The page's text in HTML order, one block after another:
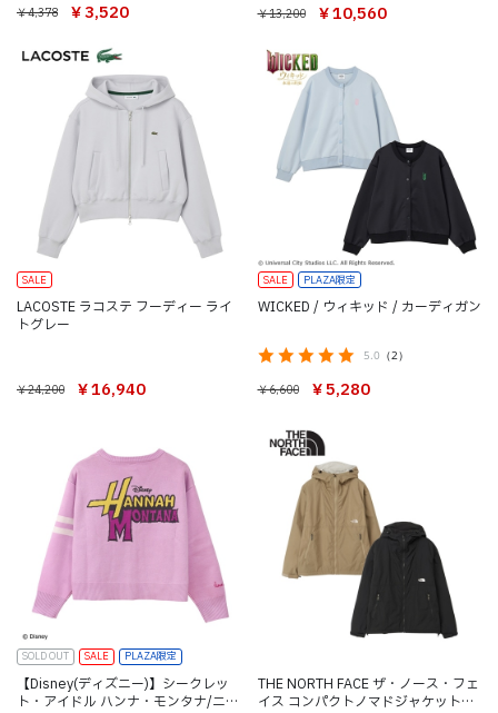
￥4,378 ￥3,520 ￥13,200 ￥10,560
SALE
LACOSTE ラコステ フーディー ライ
トグレー
￥24,200 ￥16,940
SALE PLAZA限定
WICKED / ウィキッド / カーディガン
5.0 （2）
￥6,600 ￥5,280
SOLD OUT SALE PLAZA限定
【Disney(ディズニー)】シークレッ
ト・アイドル ハンナ・モンタナ/ニッ
THE NORTH FACE ザ・ノース・フェ
イス コンパクトノマドジャケット